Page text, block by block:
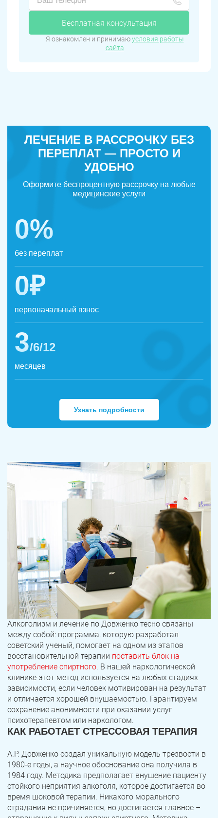
Бесплатная консультация
Я ознакомлен и принимаюусловия работы
сайта
ЛЕЧЕНИЕ В РАССРОЧКУ БЕЗ
ПЕРЕПЛАТ — ПРОСТО И
УДОБНО
Оформите беспроцентную рассрочку на любые
медицинские услуги
0%
без переплат
0₽
первоначальный взнос
3/6/12
месяцев
Узнать подробности
Алкоголизм и лечение по Довженко тесно связаны
между собой: программа, которую разработал
советский ученый, помогает на одном из этапов
восстановительной терапии поставить блок на
употребление спиртного. В нашей наркологической
клинике этот метод используется на любых стадиях
зависимости, если человек мотивирован на результат
и отличается хорошей внушаемостью. Гарантируем
сохранение анонимности при оказании услуг
психотерапевтом или наркологом.
КАК РАБОТАЕТ СТРЕССОВАЯ ТЕРАПИЯ
А.Р. Довженко создал уникальную модель трезвости в
1980-е годы, а научное обоснование она получила в
1984 году. Методика предполагает внушение пациенту
стойкого неприятия алкоголя, которое достигается во
время шоковой терапии. Никакого морального
страдания не причиняется, но достигается главное –